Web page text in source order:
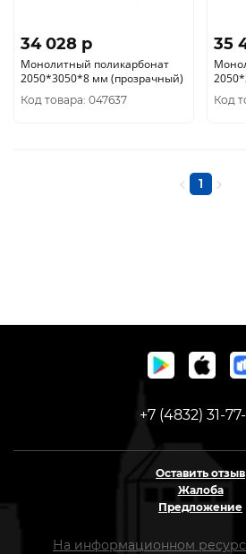
34 028 p
Монолитный поликарбонат
2050*3050*8 мм (прозрачный)
Код товара: 047637
35
Код
1
+7 (4832) 31-
Оставить отзыв
Жалоба
Предложение
На информационном